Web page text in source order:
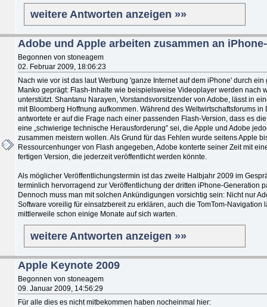
weitere Antworten anzeigen »»
Adobe und Apple arbeiten zusammen an
Begonnen von stoneagem
02. Februar 2009, 18:06:23
Nach wie vor ist das laut Werbung 'ganze Internet auf dem iPhone' durch ein
Manko geprägt: Flash-Inhalte wie beispielsweise Videoplayer werden nach
unterstützt. Shantanu Narayen, Vorstandsvorsitzender von Adobe, lässt in
mit Bloomberg Hoffnung aufkommen. Während des Weltwirtschaftsforums in
antwortete er auf die Frage nach einer passenden Flash-Version, dass es
eine „schwierige technische Herausforderung‟ sei, die Apple und Adobe
zusammen meistern wollen. Als Grund für das Fehlen wurde seitens Apple
Ressourcenhunger von Flash angegeben, Adobe konterte seiner Zeit mit
fertigen Version, die jederzeit veröffentlicht werden könnte.
Als möglicher Veröffentlichungstermin ist das zweite Halbjahr 2009 im
terminlich hervorragend zur Veröffentlichung der dritten iPhone-Generation
Dennoch muss man mit solchen Ankündigungen vorsichtig sein: Nicht nur
Software voreilig für einsatzbereit zu erklären, auch die TomTom-Navigation
mittlerweile schon einige Monate auf sich warten.
weitere Antworten anzeigen »»
Apple Keynote 2009
Begonnen von stoneagem
09. Januar 2009, 14:56:29
Für alle dies es nicht mitbekommen haben nocheinmal hier: